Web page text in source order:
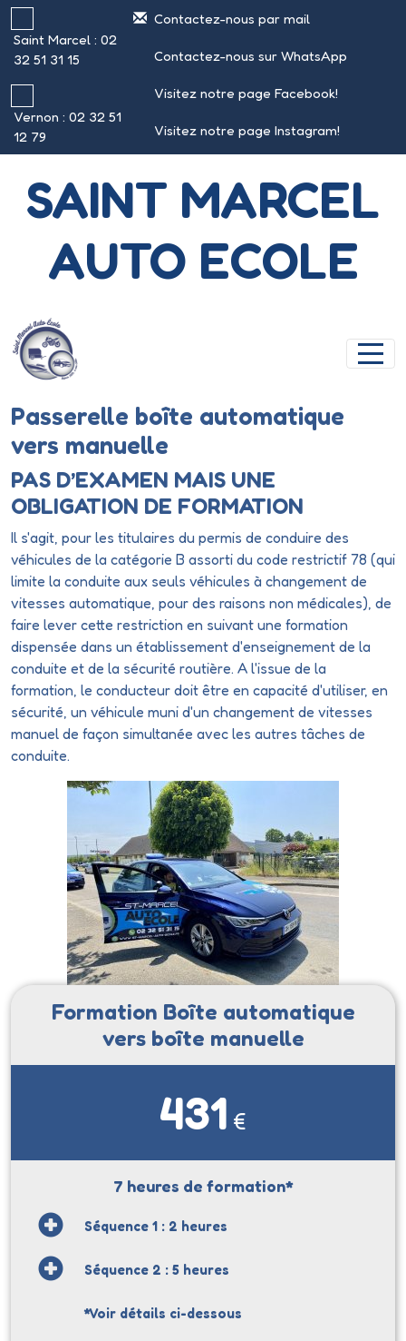
Panneau de gestion des cookies
Saint Marcel : 02
32 51 31 15
Vernon : 02 32 51
12 79
Contactez-nous par mail
Contactez-nous sur WhatsApp
Visitez notre page Facebook!
Visitez notre page Instagram!
SAINT MARCEL
AUTO ECOLE
Passerelle boîte automatique
vers manuelle
PAS D’EXAMEN MAIS UNE
OBLIGATION DE FORMATION
Il s'agit, pour les titulaires du permis de conduire des
véhicules de la catégorie B assorti du code restrictif 78 (qui
limite la conduite aux seuls véhicules à changement de
vitesses automatique, pour des raisons non médicales), de
faire lever cette restriction en suivant une formation
dispensée dans un établissement d'enseignement de la
conduite et de la sécurité routière. A l'issue de la
formation, le conducteur doit être en capacité d'utiliser, en
sécurité, un véhicule muni d'un changement de vitesses
manuel de façon simultanée avec les autres tâches de
conduite.
Formation Boîte automatique
vers boîte manuelle
431 €
7 heures de formation*
Séquence 1 : 2 heures
Séquence 2 : 5 heures
*Voir détails ci-dessous